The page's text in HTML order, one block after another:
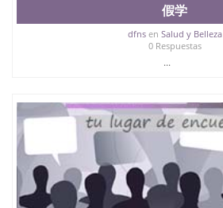
假学
dfnsen Salud y Belleza
0 Respuestas
...